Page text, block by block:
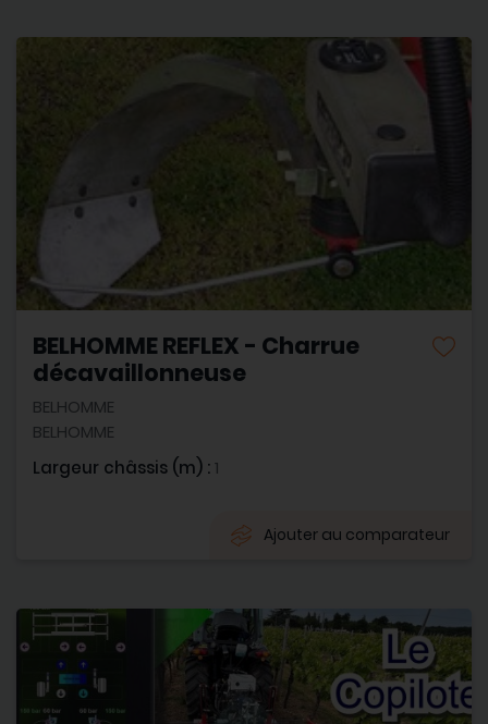
BELHOMME REFLEX - Charrue
décavaillonneuse
BELHOMME
BELHOMME
Largeur châssis (m) :1
Ajouter au comparateur